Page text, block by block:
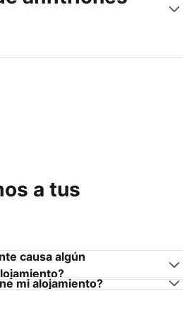
como tú
a tus
causa algún
mi alojamiento?